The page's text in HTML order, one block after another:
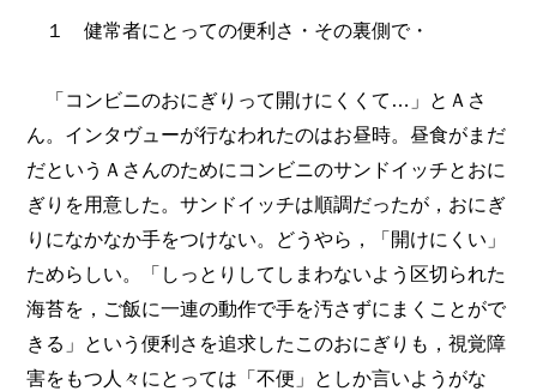
１ 健常者にとっての便利さ・その裏側で・
「コンビニのおにぎりって開けにくくて…」とＡさ
ん。インタヴューが行なわれたのはお昼時。昼食がまだ
だというＡさんのためにコンビニのサンドイッチとおに
ぎりを用意した。サンドイッチは順調だったが，おにぎ
りになかなか手をつけない。どうやら，「開けにくい」
ためらしい。「しっとりしてしまわないよう区切られた
海苔を，ご飯に一連の動作で手を汚さずにまくことがで
きる」という便利さを追求したこのおにぎりも，視覚障
害をもつ人々にとっては「不便」としか言いようがな